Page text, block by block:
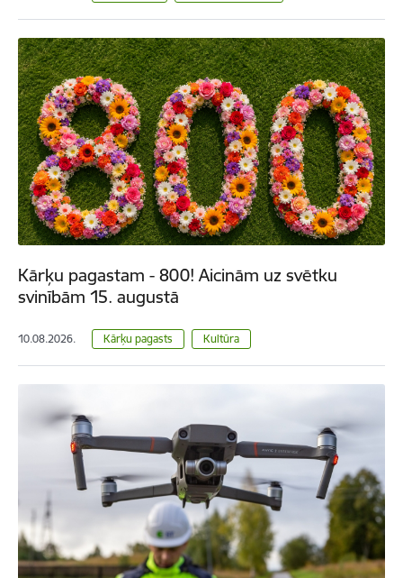
Kārķu pagastam - 800! Aicinām uz svētku
svinībām 15. augustā
10.08.2026. Kārķu pagasts Kultūra